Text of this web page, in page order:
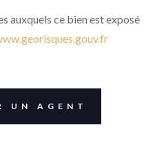
auxquels ce bien est exposé
UN AGENT